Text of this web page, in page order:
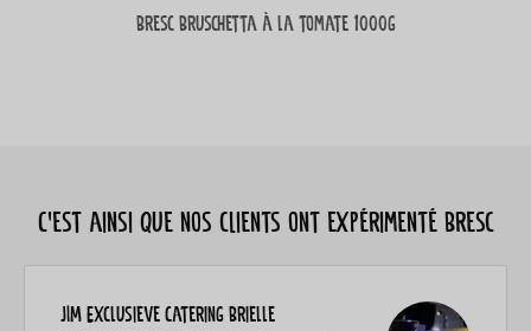
Bresc Bruschetta à la tomate 1000g
C’est ainsi que nos clients ont expérimenté Bresc
JIM Exclusieve Catering Brielle